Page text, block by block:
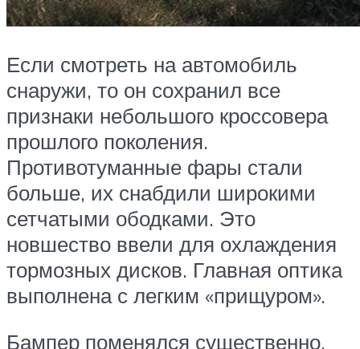
Если смотреть на автомобиль
снаружи, то он сохранил все
признаки небольшого кроссовера
прошлого поколения.
Противотуманные фары стали
больше, их снабдили широкими
сетчатыми ободками. Это
новшество ввели для охлаждения
тормозных дисков. Главная оптика
выполнена с легким «прищуром».
Бампер поменялся существенно.